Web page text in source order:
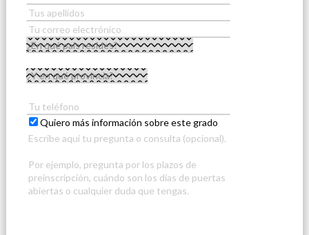
Quiero más información sobre este grado